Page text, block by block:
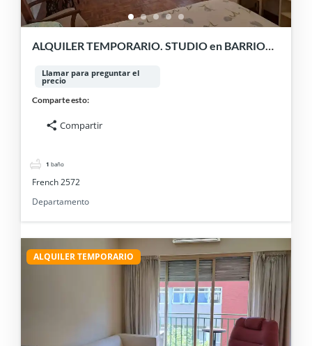
ALQUILER TEMPORARIO. STUDIO en BARRIO
Llamar para preguntar el
precio
Comparte esto:
Compartir
1 baño
French 2572
Departamento
ALQUILER TEMPORARIO